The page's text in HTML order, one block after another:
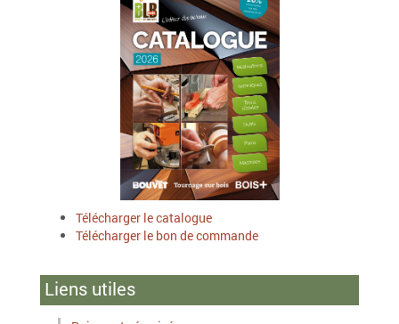
Télécharger le catalogue
Télécharger le bon de commande
Liens utiles